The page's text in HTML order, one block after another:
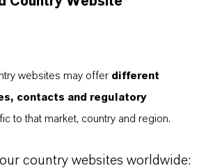
websites may offer different
contacts and regulatory
to that market, country and region.
country websites worldwide: